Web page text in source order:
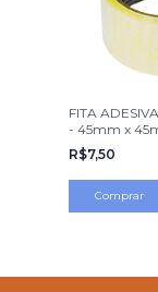
FITA
- 45mm x
R$7,50